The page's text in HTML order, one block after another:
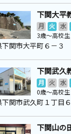
下関大平
月 火 水
3歳～高校生
関市大平町６－３
下関武久
月 火 水
0歳～高校生
下関市武久町１丁目
下関山の